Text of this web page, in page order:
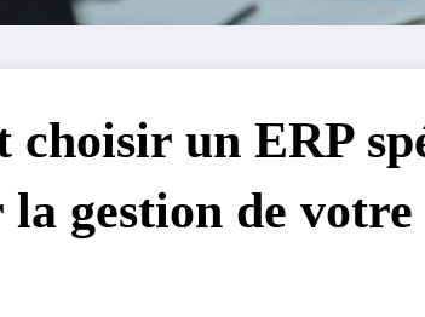
choisir un ERP
gestion de